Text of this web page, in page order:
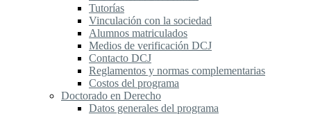
Tutorías
Vinculación con la sociedad
Alumnos matriculados
Medios de verificación DCJ
Contacto DCJ
Reglamentos y normas complementarias
Costos del programa
Doctorado en Derecho
Datos generales del programa